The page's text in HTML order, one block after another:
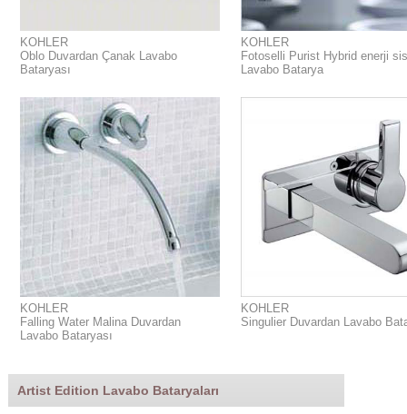
KOHLER
Oblo Duvardan Çanak Lavabo
Bataryası
KOHLER
Fotoselli Purist Hybrid enerji
Lavabo Batarya
KOHLER
Falling Water Malina Duvardan
Lavabo Bataryası
KOHLER
Singulier Duvardan Lavabo
Artist Edition Lavabo Bataryaları